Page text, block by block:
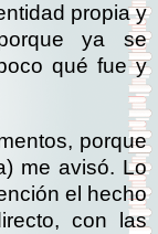
propia y
ya se
qué fue y
porque
me avisó. Lo
el hecho
con las